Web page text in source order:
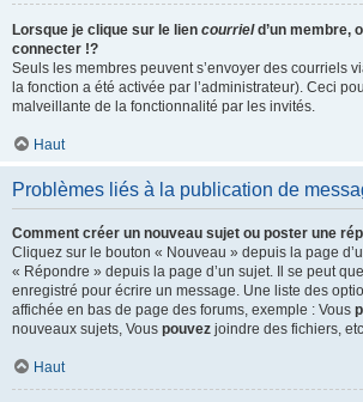
Lorsque je clique sur le lien courrield’un membre,
connecter !?
Seuls les membres peuvent s’envoyer des courriels
la fonction a été activée par l’administrateur). Ceci
malveillante de la fonctionnalité par les invités.
Haut
Problèmes liés à la publication de
Comment créer un nouveau sujet ou poster une
Cliquez sur le bouton « Nouveau » depuis la page
« Répondre » depuis la page d’un sujet. Il se peut
enregistré pour écrire un message. Une liste des
affichée en bas de page des forums, exemple : Vous
nouveaux sujets, Vous pouvez joindre des fichiers,
Haut